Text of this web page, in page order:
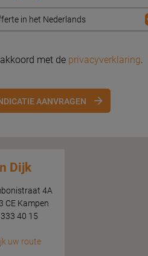
in het Nederlands
met de privacyverklaring.
AANVRAGEN
Dijk
4A
CE Kampen
40 15
uw route